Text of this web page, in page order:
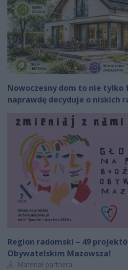
Nowoczesny dom to nie
naprawdę decyduje o niskich
Region radomski – 49
Obywatelskim Mazowsza!
Autor artykułu:
Materiał partnera